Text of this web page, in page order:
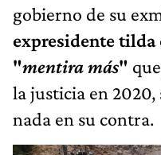
gobierno de su
expresidente tilda
"mentira más"
la justicia en
nada en su contra.